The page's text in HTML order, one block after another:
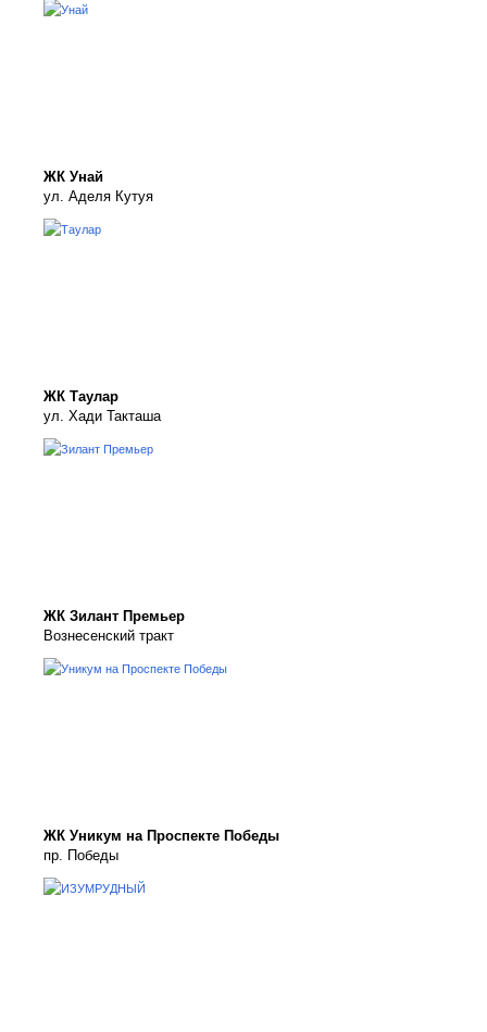
ЖК Унай
ул. Аделя Кутуя
ЖК Таулар
ул. Хади Такташа
ЖК Зилант Премьер
Вознесенский тракт
ЖК Уникум на Проспекте Победы
пр. Победы